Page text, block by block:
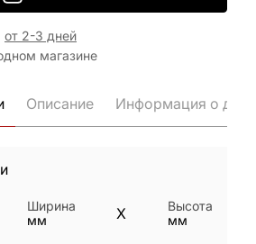
от 2-3 дней
магазине
Описание Информация о
Ширина
мм
X
Высота
мм